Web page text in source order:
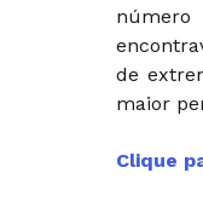
de
maior
Clique